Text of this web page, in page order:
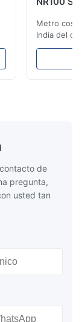
Metro
India del
de
de
pregunta,
usted tan